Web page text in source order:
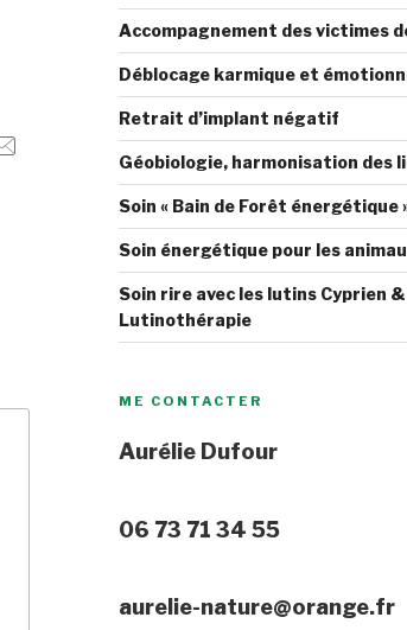
Accompagnement des victimes
Déblocage karmique et
Retrait d’implant négatif
Géobiologie, harmonisation des
Soin « Bain de Forêt énergétique
Soin énergétique pour les
Soin rire avec les lutins Cyprien &
Lutinothérapie
ME CONTACTER
Aurélie Dufour
06 73 71 34 55
aurelie-nature@orange.fr